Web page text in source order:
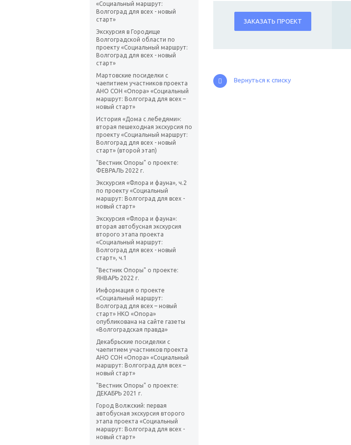
«Социальный маршрут:
Волгоград для всех - новый
старт»
Экскурсия в Городище
Волгоградской области по
проекту «Социальный маршрут:
Волгоград для всех - новый
старт»
Мартовские посиделки с
чаепитием участников проекта
АНО СОН «Опора» «Социальный
маршрут: Волгоград для всех –
новый старт»
История «Дома с лебедями»:
вторая пешеходная экскурсия по
проекту «Социальный маршрут:
Волгоград для всех - новый
старт» (второй этап)
"Вестник Опоры" о проекте:
ФЕВРАЛЬ 2022 г.
Экскурсия «Флора и фауна», ч.2
по проекту «Социальный
маршрут: Волгоград для всех -
новый старт»
Экскурсия «Флора и фауна»:
вторая автобусная экскурсия
второго этапа проекта
«Социальный маршрут:
Волгоград для всех - новый
старт», ч.1
"Вестник Опоры" о проекте:
ЯНВАРЬ 2022 г.
Информация о проекте
«Социальный маршрут:
Волгоград для всех – новый
старт» НКО «Опора»
опубликована на сайте газеты
«Волгоградская правда»
Декабрьские посиделки с
чаепитием участников проекта
АНО СОН «Опора» «Социальный
маршрут: Волгоград для всех –
новый старт»
"Вестник Опоры" о проекте:
ДЕКАБРЬ 2021 г.
Город Волжский: первая
автобусная экскурсия второго
этапа проекта «Социальный
маршрут: Волгоград для всех -
новый старт»
ЗАКАЗАТЬ ПРОЕКТ
Вернуться к списку